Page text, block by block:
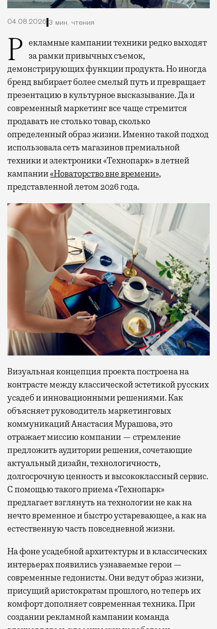
04.08.2026 3 мин. чтения
Рекламные кампании техники редко выходят
за рамки привычных съемок,
демонстрирующих функции продукта. Но иногда
бренд выбирает более смелый путь и превращает
презентацию в культурное высказывание. Да и
современный маркетинг все чаще стремится
продавать не столько товар, сколько
определенный образ жизни. Именно такой подход
использовала сеть магазинов премиальной
техники и электроники «Технопарк» в летней
кампании«Новаторство вне времени»,
представленной летом 2026 года.
Визуальная концепция проекта построена на
контрасте между классической эстетикой русских
усадеб и инновационными решениями. Как
объясняет руководитель маркетинговых
коммуникаций Анастасия Мурашова, это
отражает миссию компании — стремление
предложить аудитории решения, сочетающие
актуальный дизайн, технологичность,
долгосрочную ценность и высококлассный сервис.
С помощью такого приема «Технопарк»
предлагает взглянуть на технологии не как на
нечто временное и быстро устаревающее, а как на
естественную часть повседневной жизни.
На фоне усадебной архитектуры и в классических
интерьерах появились узнаваемые герои —
современные гедонисты. Они ведут образ жизни,
присущий аристократам прошлого, но теперь их
комфорт дополняет современная техника. При
создании рекламной кампании команда